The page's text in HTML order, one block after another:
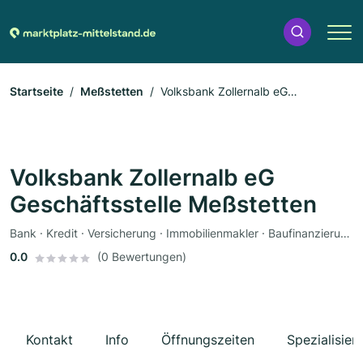
Startseite Meßstetten
Volksbank Zollernalb eG
Volksbank Zollernalb eG
Geschäftsstelle Meßstetten
Bank · Kredit · Versicherung · Immobilienmakler · Baufinanzierung · Geldanlage · Altersvorsorge
0.0
(0 Bewertungen)
Kontakt Info Öffnungszeiten